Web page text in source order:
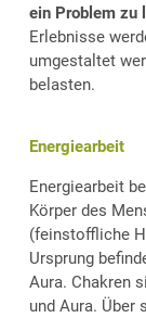
ein Problem zu
Erlebnisse
umgestaltet
belasten.
Energiearbeit
Energiearbeit
Körper des
(feinstoffliche
Ursprung
Aura. Chakren
und Aura. Über